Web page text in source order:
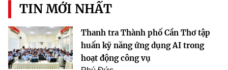
TIN MỚI NHẤT
Thanh tra Thành phố Cần Thơ tập
huấn kỹ năng ứng dụng AI trong
hoạt động công vụ